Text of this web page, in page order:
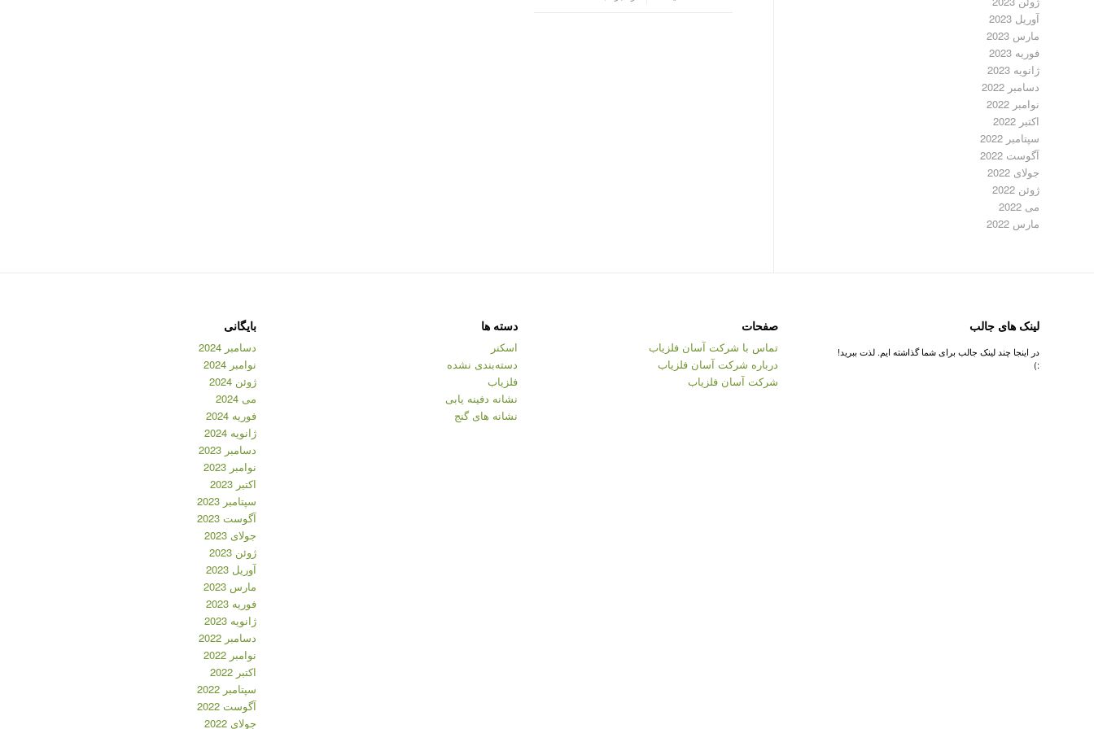
آوریل 2023
مارس 2023
فوریه 2023
ژانویه 2023
دسامبر 2022
نوامبر 2022
اکتبر 2022
سپتامبر 2022
آگوست 2022
جولای 2022
ژوئن 2022
می 2022
مارس 2022
لینک های جالب
در اینجا چند لینک جالب برای شما گذاشته ایم. لذت ببرید!
:)
صفحات
تماس با شرکت آسان فلزیاب
درباره شرکت آسان فلزیاب
شرکت آسان فلزیاب
دسته ها
اسکنر
دسته‌بندی نشده
فلزیاب
نشانه دفینه یابی
نشانه های گنج
بایگانی
دسامبر 2024
نوامبر 2024
ژوئن 2024
می 2024
فوریه 2024
ژانویه 2024
دسامبر 2023
نوامبر 2023
اکتبر 2023
سپتامبر 2023
آگوست 2023
جولای 2023
ژوئن 2023
آوریل 2023
مارس 2023
فوریه 2023
ژانویه 2023
دسامبر 2022
نوامبر 2022
اکتبر 2022
سپتامبر 2022
آگوست 2022
جولای 2022